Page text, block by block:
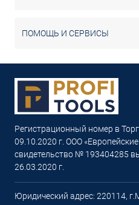
ПОМОЩЬ И СЕРВИСЫ
Регистрационный номер в
09.10.2020 г. ООО
свидетельство № 193404285
26.03.2020 г.
Юридический адрес: 220114,